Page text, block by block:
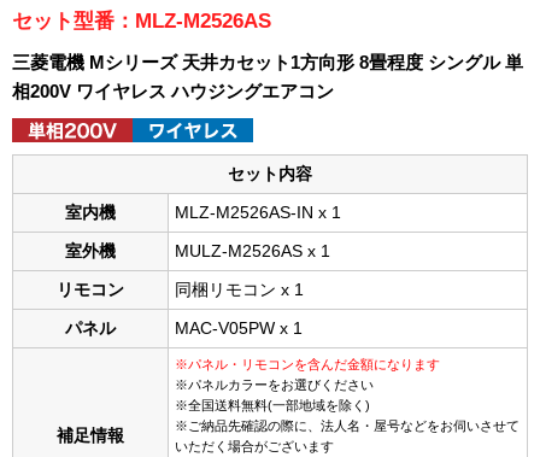
セット型番：MLZ-M2526AS
三菱電機 Mシリーズ 天井カセット1方向形 8畳程度 シングル 単
相200V ワイヤレス ハウジングエアコン
セット内容
室内機 MLZ-M2526AS-IN x 1
室外機 MULZ-M2526AS x 1
リモコン 同梱リモコン x 1
パネル MAC-V05PW x 1
補足情報
※パネル・リモコンを含んだ金額になります
※パネルカラーをお選びください
※全国送料無料(一部地域を除く)
※ご納品先確認の際に、法人名・屋号などをお伺いさせて
いただく場合がございます